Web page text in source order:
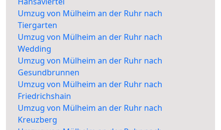
Umzug von Mülheim an der Ruhr nach
Tiergarten
Umzug von Mülheim an der Ruhr nach
Wedding
Umzug von Mülheim an der Ruhr nach
Gesundbrunnen
Umzug von Mülheim an der Ruhr nach
Friedrichshain
Umzug von Mülheim an der Ruhr nach
Kreuzberg